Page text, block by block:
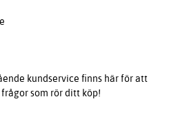
kundservice finns här för att
som rör ditt köp!